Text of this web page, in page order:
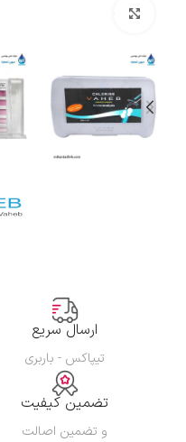
ارسال سریع
تیپاکس - باربری
تضمین کیفیت
و تضمین اصالت